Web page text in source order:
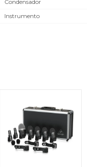
Condensador
Instrumento